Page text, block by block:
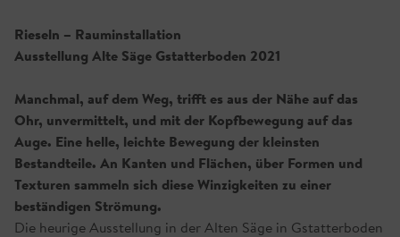
Rieseln – Rauminstallation
Ausstellung Alte Säge Gstatterboden 2021
Manchmal, auf dem Weg, trifft es aus der Nähe auf das
Ohr, unvermittelt, und mit der Kopfbewegung auf das
Auge. Eine helle, leichte Bewegung der kleinsten
Bestandteile. An Kanten und Flächen, über Formen und
Texturen sammeln sich diese Winzigkeiten zu einer
beständigen Strömung.
Die heurige Ausstellung in der Alten Säge in Gstatterboden